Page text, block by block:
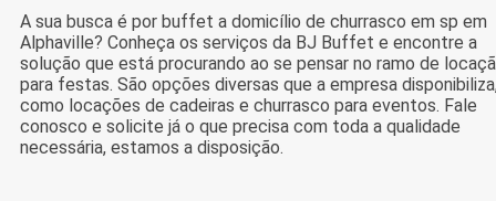
A sua busca é por buffet a domicílio de churrasco em sp em
Alphaville? Conheça os serviços da BJ Buffet e encontre a
solução que está procurando ao se pensar no ramo de
para festas. São opções diversas que a empresa
como locações de cadeiras e churrasco para eventos. Fale
conosco e solicite já o que precisa com toda a qualidade
necessária, estamos a disposição.